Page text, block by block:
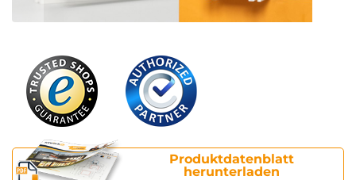
Produktdatenblatt
herunterladen